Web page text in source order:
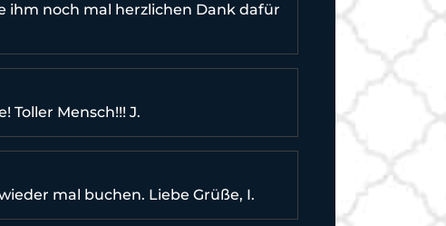
noch mal herzlichen Dank dafür
Toller Mensch!!! J.
mal buchen. Liebe Grüße, I.